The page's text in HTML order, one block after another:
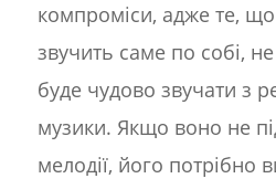
компроміси, адже те,
звучить саме по собі,
буде чудово звучати з
музики. Якщо воно не
мелодії, його потрібно